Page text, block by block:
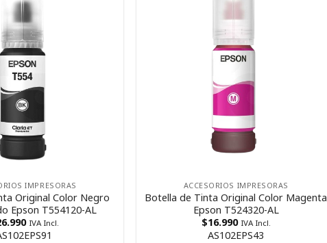
IMPRESORAS
Original Color Negro
Epson T554120-AL
IVA Incl.
ACCESORIOS IMPRESORAS
Botella de Tinta Original Color Magenta
Epson T524320-AL
$16.990 IVA Incl.
AS102EPS43